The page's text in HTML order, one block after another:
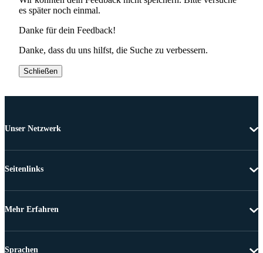
es später noch einmal.
Danke für dein Feedback!
Danke, dass du uns hilfst, die Suche zu verbessern.
Schließen
Unser Netzwerk
Seitenlinks
Mehr Erfahren
Sprachen